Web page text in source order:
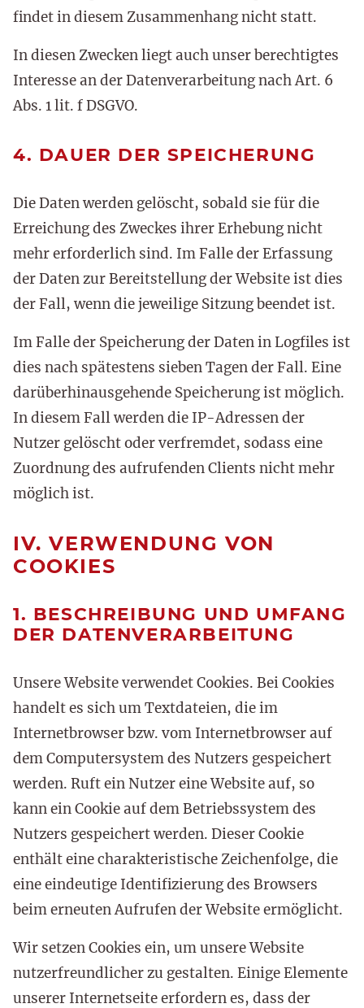
findet in diesem Zusammenhang nicht statt.
In diesen Zwecken liegt auch unser berechtigtes
Interesse an der Datenverarbeitung nach Art. 6
Abs. 1 lit. f DSGVO.
4. DAUER DER SPEICHERUNG
Die Daten werden gelöscht, sobald sie für die
Erreichung des Zweckes ihrer Erhebung nicht
mehr erforderlich sind. Im Falle der Erfassung
der Daten zur Bereitstellung der Website ist dies
der Fall, wenn die jeweilige Sitzung beendet ist.
Im Falle der Speicherung der Daten in Logfiles ist
dies nach spätestens sieben Tagen der Fall. Eine
darüberhinausgehende Speicherung ist möglich.
In diesem Fall werden die IP-Adressen der
Nutzer gelöscht oder verfremdet, sodass eine
Zuordnung des aufrufenden Clients nicht mehr
möglich ist.
IV. VERWENDUNG VON
COOKIES
1. BESCHREIBUNG UND UMFANG
DER DATENVERARBEITUNG
Unsere Website verwendet Cookies. Bei Cookies
handelt es sich um Textdateien, die im
Internetbrowser bzw. vom Internetbrowser auf
dem Computersystem des Nutzers gespeichert
werden. Ruft ein Nutzer eine Website auf, so
kann ein Cookie auf dem Betriebssystem des
Nutzers gespeichert werden. Dieser Cookie
enthält eine charakteristische Zeichenfolge, die
eine eindeutige Identifizierung des Browsers
beim erneuten Aufrufen der Website ermöglicht.
Wir setzen Cookies ein, um unsere Website
nutzerfreundlicher zu gestalten. Einige Elemente
unserer Internetseite erfordern es, dass der